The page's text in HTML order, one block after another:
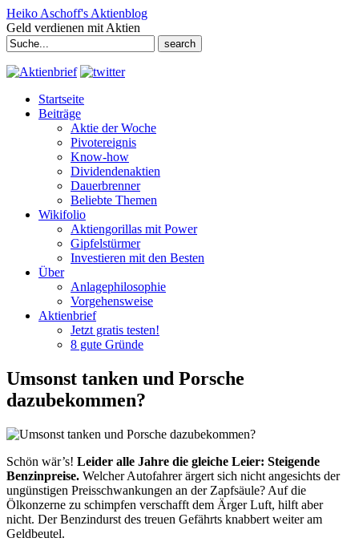
Heiko Aschoff's Aktienblog
Geld verdienen mit Aktien
Search
for:
Startseite
Beiträge
Aktie der Woche
Pivotereignis
Know-how
Dividendenaktien
Dauerbrenner
Beliebte Themen
Wikifolio
Aktiengorillas mit Power
Gipfelstürmer
Investieren mit den Besten
Über
Anlagephilosophie
Vorgehensweise
Aktienbrief
Jetzt gratis testen!
8 gute Gründe
Umsonst tanken und Porsche
dazubekommen?
Schön wär’s! Leider alle Jahre die gleiche Leier: Steigende
Benzinpreise. Welcher Autofahrer ärgert sich nicht angesichts der
ungünstigen Preisschwankungen an der Zapfsäule? Auf die
Ölkonzerne zu schimpfen verschafft dem Ärger Luft, hilft aber
nicht. Der Benzindurst des treuen Gefährts knabbert weiter am
Geldbeutel.